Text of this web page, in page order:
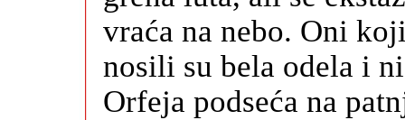
vraća na nebo. Oni
nosili su bela odela i
Orfeja podseća na